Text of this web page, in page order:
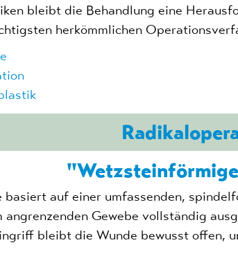
bleibt die Behandlung eine
herkömmlichen
auf einer umfassenden,
angrenzenden Gewebe vollständig
bleibt die Wunde bewusst offen,